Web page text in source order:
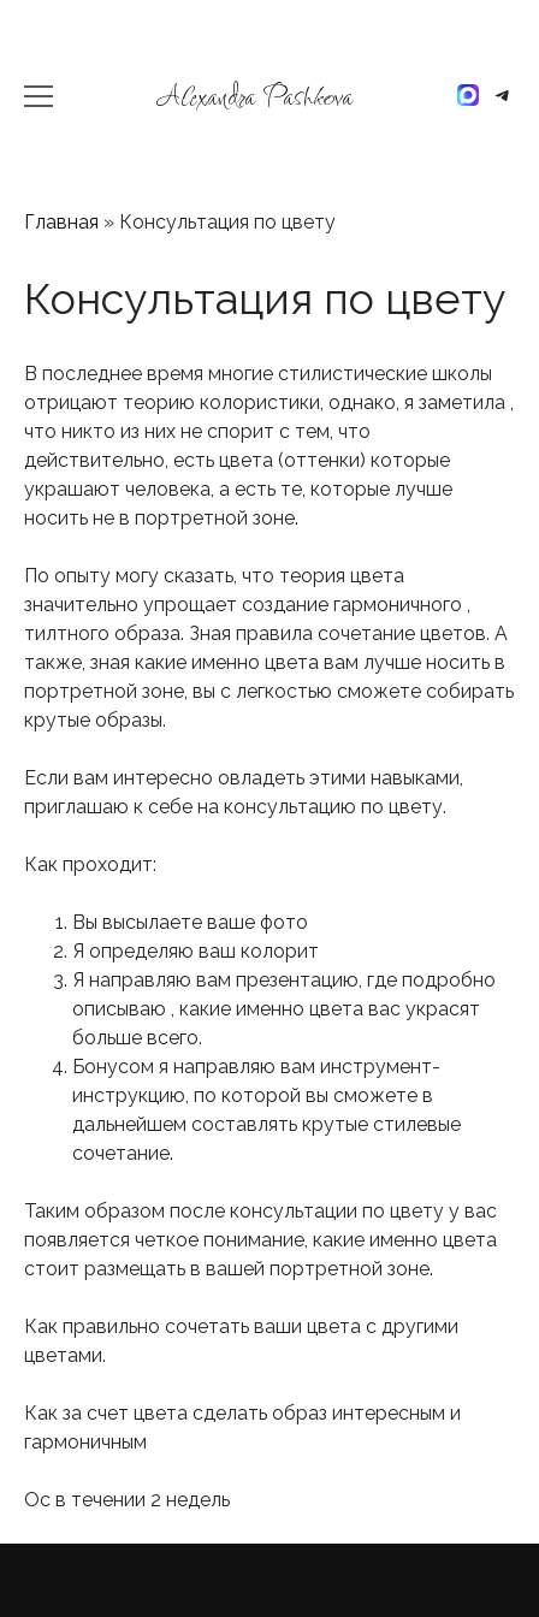
Alexandra Pashkova
Главная » Консультация по цвету
Консультация по цвету
В последнее время многие стилистические школы
отрицают теорию колористики, однако, я заметила ,
что никто из них не спорит с тем, что
действительно, есть цвета (оттенки) которые
украшают человека, а есть те, которые лучше
носить не в портретной зоне.
По опыту могу сказать, что теория цвета
значительно упрощает создание гармоничного ,
тилтного образа. Зная правила сочетание цветов. А
также, зная какие именно цвета вам лучше носить в
портретной зоне, вы с легкостью сможете собирать
крутые образы.
Если вам интересно овладеть этими навыками,
приглашаю к себе на консультацию по цвету.
Как проходит:
Вы высылаете ваше фото
Я определяю ваш колорит
Я направляю вам презентацию, где подробно
описываю , какие именно цвета вас украсят
больше всего.
Бонусом я направляю вам инструмент-
инструкцию, по которой вы сможете в
дальнейшем составлять крутые стилевые
сочетание.
Таким образом после консультации по цвету у вас
появляется четкое понимание, какие именно цвета
стоит размещать в вашей портретной зоне.
Как правильно сочетать ваши цвета с другими
цветами.
Как за счет цвета сделать образ интересным и
гармоничным
Ос в течении 2 недель